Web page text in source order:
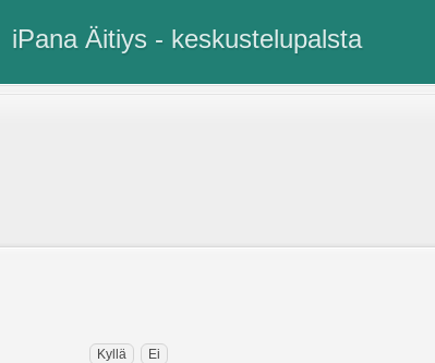
iPana Äitiys - keskustelupalsta